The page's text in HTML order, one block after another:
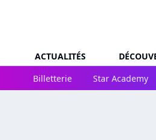
ACTUALITÉS
Billetterie
Star Academy